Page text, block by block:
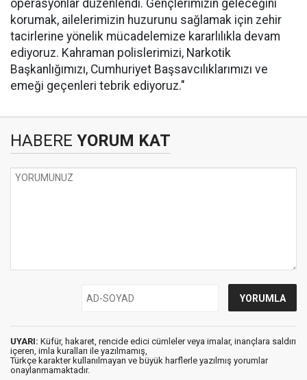
operasyonlar düzenlendi. Gençlerimizin geleceğini
korumak, ailelerimizin huzurunu sağlamak için zehir
tacirlerine yönelik mücadelemize kararlılıkla devam
ediyoruz. Kahraman polislerimizi, Narkotik
Başkanlığımızı, Cumhuriyet Başsavcılıklarımızı ve
emeği geçenleri tebrik ediyoruz."
HABERE YORUM KAT
UYARI: Küfür, hakaret, rencide edici cümleler veya imalar, inançlara saldırı
içeren, imla kuralları ile yazılmamış,
Türkçe karakter kullanılmayan ve büyük harflerle yazılmış yorumlar
onaylanmamaktadır.